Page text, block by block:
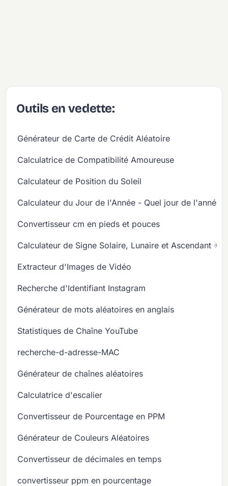
Outils en vedette:
Générateur de Carte de Crédit Aléatoire
Calculatrice de Compatibilité Amoureuse
Calculateur de Position du Soleil
Calculateur du Jour de l'Année - Quel jour de l'année
Convertisseur cm en pieds et pouces
Calculateur de Signe Solaire, Lunaire et Ascendant
Extracteur d'Images de Vidéo
Recherche d'Identifiant Instagram
Générateur de mots aléatoires en anglais
Statistiques de Chaîne YouTube
recherche-d-adresse-MAC
Générateur de chaînes aléatoires
Calculatrice d'escalier
Convertisseur de Pourcentage en PPM
Générateur de Couleurs Aléatoires
Convertisseur de décimales en temps
convertisseur ppm en pourcentage